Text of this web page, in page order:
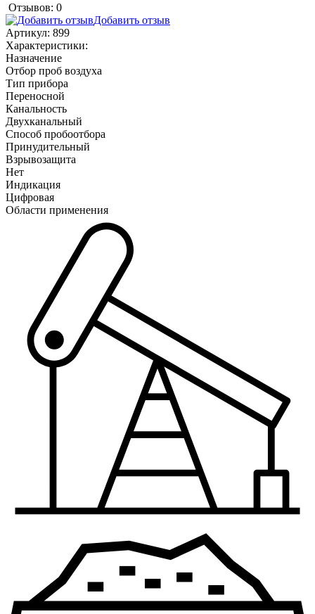
Отзывов: 0
Добавить отзыв
Артикул: 899
Характеристики:
Назначение
Отбор проб воздуха
Тип прибора
Переносной
Канальность
Двухканальный
Способ пробоотбора
Принудительный
Взрывозащита
Нет
Индикация
Цифровая
Области применения